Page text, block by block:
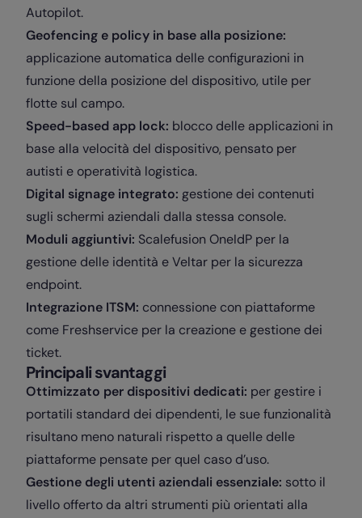
Autopilot.
Geofencing e policy in base alla posizione:
applicazione automatica delle configurazioni in
funzione della posizione del dispositivo, utile per
flotte sul campo.
Speed-based app lock: blocco delle applicazioni in
base alla velocità del dispositivo, pensato per
autisti e operatività logistica.
Digital signage integrato: gestione dei contenuti
sugli schermi aziendali dalla stessa console.
Moduli aggiuntivi: Scalefusion OneIdP per la
gestione delle identità e Veltar per la sicurezza
endpoint.
Integrazione ITSM: connessione con piattaforme
come Freshservice per la creazione e gestione dei
ticket.
Principali svantaggi
Ottimizzato per dispositivi dedicati: per gestire i
portatili standard dei dipendenti, le sue funzionalità
risultano meno naturali rispetto a quelle delle
piattaforme pensate per quel caso d’uso.
Gestione degli utenti aziendali essenziale: sotto il
livello offerto da altri strumenti più orientati alla